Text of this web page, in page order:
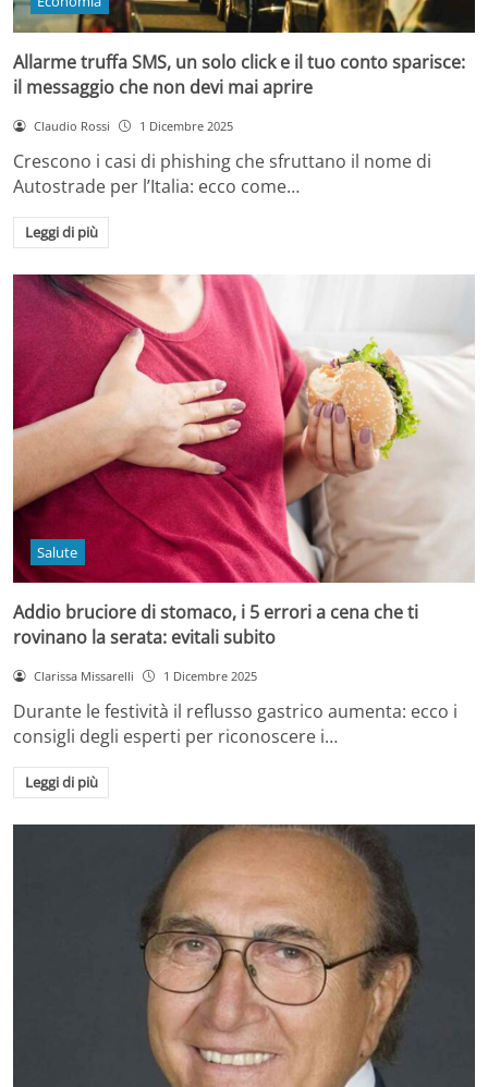
Allarme truffa SMS, un solo click e il tuo conto sparisce:
il messaggio che non devi mai aprire
Claudio Rossi 1 Dicembre 2025
Crescono i casi di phishing che sfruttano il nome di
Autostrade per l’Italia: ecco come…
Leggi di più
Salute
Addio bruciore di stomaco, i 5 errori a cena che ti
rovinano la serata: evitali subito
Clarissa Missarelli 1 Dicembre 2025
Durante le festività il reflusso gastrico aumenta: ecco i
consigli degli esperti per riconoscere i…
Leggi di più